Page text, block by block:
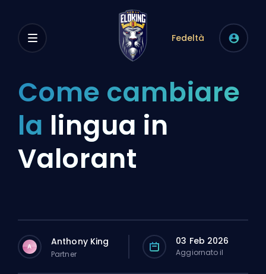
Fedeltà
Come cambiare
la lingua in
Valorant
A Anthony King
Partner
03 Feb 2026
Aggiornato il